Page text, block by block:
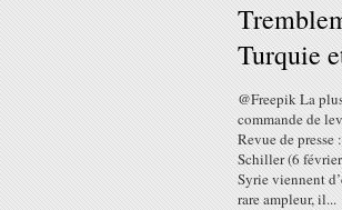
Turquie
@Freepik La
commande de
Revue de
Schiller (6
Syrie viennent
rare ampleur, il...